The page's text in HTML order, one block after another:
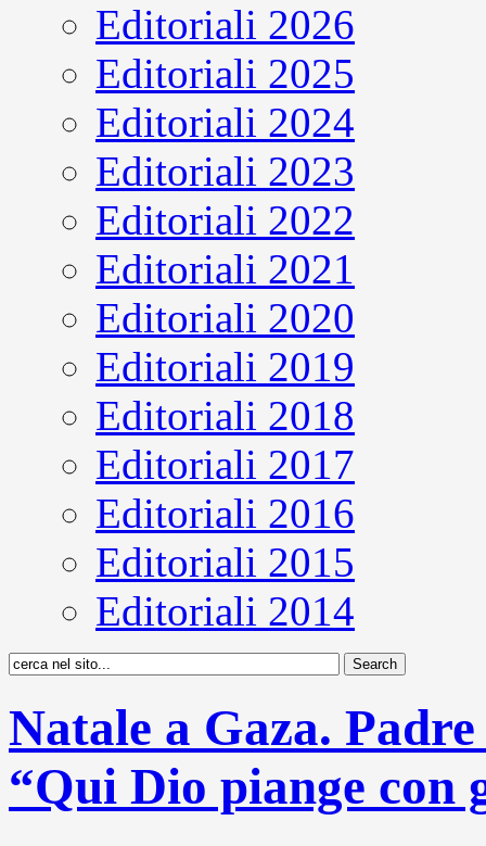
Editoriali 2026
Editoriali 2025
Editoriali 2024
Editoriali 2023
Editoriali 2022
Editoriali 2021
Editoriali 2020
Editoriali 2019
Editoriali 2018
Editoriali 2017
Editoriali 2016
Editoriali 2015
Editoriali 2014
Natale a Gaza.
“Qui Dio piange con